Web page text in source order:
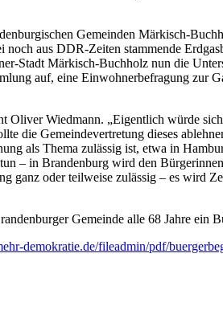
Gemeinden Märkisch-
aus DDR-Zeiten stammende
Stadt Märkisch-Buchholz nun die
auf, eine Einwohnerbefragung zur
Oliver Wiedmann. „Eigentlich würde
die Gemeindevertretung dieses
als Thema zulässig ist, etwa in
– in Brandenburg wird den
ganz oder teilweise zulässig – es wird
Gemeinde alle 68 Jahre ein
demokratie.de/fileadmin/pdf/